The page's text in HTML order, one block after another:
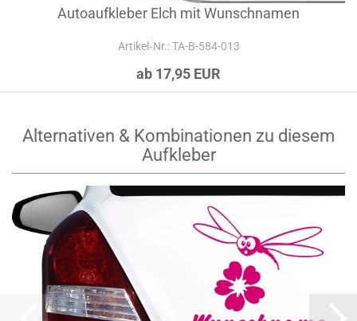
Autoaufkleber Elch mit Wunschnamen
Artikel‑Nr.: TA-B-584-013
ab 17,95 EUR
Alternativen & Kombinationen zu diesem
Aufkleber